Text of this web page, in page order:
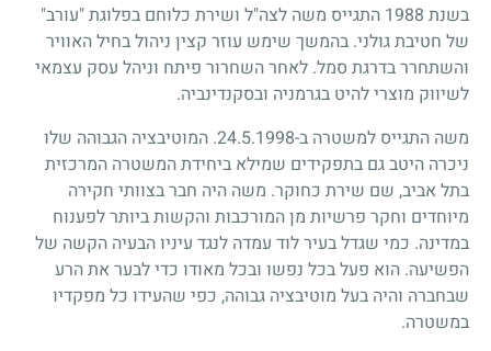
בשנת 1988 התגייס משה לצה"ל ושירת כלוחם בפלוגת "עורב"
של חטיבת גולני. בהמשך שימש עוזר קצין ניהול בחיל האוויר
והשתחרר בדרגת סמל. לאחר השחרור פיתח וניהל עסק עצמאי
לשיווק מוצרי להיט בגרמניה ובסקנדינביה.
משה התגייס למשטרה ב-24.5.1998. המוטיבציה הגבוהה שלו
ניכרה היטב גם בתפקידים שמילא ביחידת המשטרה המרכזית
בתל אביב, שם שירת כחוקר. משה היה חבר בצוותי חקירה
מיוחדים וחקר פרשיות מן המורכבות והקשות ביותר לפענוח
במדינה. כמי שגדל בעיר לוד עמדה לנגד עיניו הבעיה הקשה של
הפשיעה. הוא פעל בכל נפשו ובכל מאודו כדי לבער את הרע
שבחברה והיה בעל מוטיבציה גבוהה, כפי שהעידו כל מפקדיו
במשטרה.